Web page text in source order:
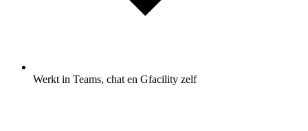
Werkt in Teams, chat en Gfacility zelf